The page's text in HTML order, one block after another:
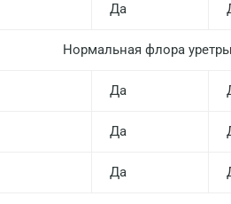
Да
Нормальная флора
Да
Да
Да